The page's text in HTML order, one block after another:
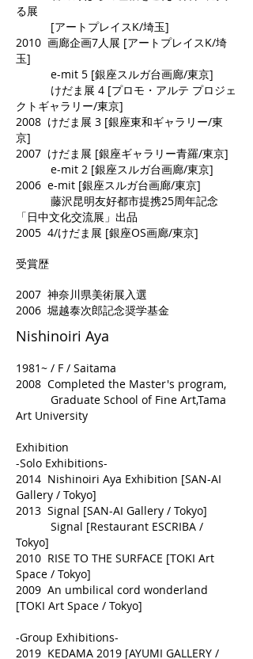
る展
[アートプレイスK/埼玉]
2010 画廊企画7人展 [アートプレイスK/埼
玉]
e-mit 5 [銀座スルガ台画廊/東京]
けだま展 4 [プロモ・アルテ プロジェ
クトギャラリー/東京]
2008 けだま展 3 [銀座東和ギャラリー/東
京]
2007 けだま展 [銀座ギャラリー青羅/東京]
e-mit 2 [銀座スルガ台画廊/東京]
2006 e-mit [銀座スルガ台画廊/東京]
藤沢昆明友好都市提携25周年記念
「日中文化交流展」出品
2005 4/けだま展 [銀座OS画廊/東京]
受賞歴
2007 神奈川県美術展入選
2006 堀越泰次郎記念奨学基金
​Nishinoiri Aya
1981~ / F / Saitama
2008 Completed the Master's program,
Graduate School of Fine Art,Tama
Art University
Exhibition
-Solo Exhibitions-
2014 Nishinoiri Aya Exhibition [SAN-AI
Gallery / Tokyo]
2013 Signal [SAN-AI Gallery / Tokyo]
Signal [Restaurant ESCRIBA /
Tokyo]
2010 RISE TO THE SURFACE [TOKI Art
Space / Tokyo]
2009 An umbilical cord wonderland
[TOKI Art Space / Tokyo]
-Group Exhibitions-
2019 KEDAMA 2019 [AYUMI GALLERY /